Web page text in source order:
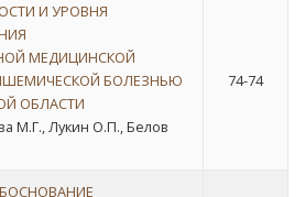
И УРОВНЯ
МЕДИЦИНСКОЙ
БОЛЕЗНЬЮ
ОБЛАСТИ
М.Г., Лукин О.П., Белов
74-74